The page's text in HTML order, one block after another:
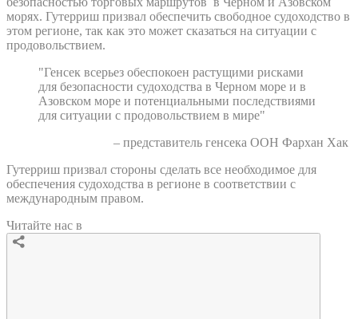
морях. Гутерриш призвал обеспечить свободное судоходство в
этом регионе, так как это может сказаться на ситуации с
продовольствием.
"Генсек всерьез обеспокоен растущими рисками
для безопасности судоходства в Черном море и в
Азовском море и потенциальными последствиями
для ситуации с продовольствием в мире"
– представитель генсека ООН Фархан Хак
Гутерриш призвал стороны сделать все необходимое для
обеспечения судоходства в регионе в соответствии с
международным правом.
Читайте нас в